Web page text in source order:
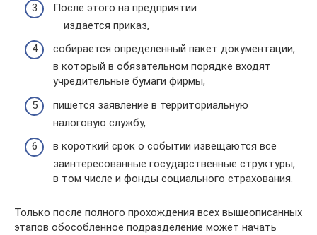
После этого на предприятии
издается приказ,
собирается определенный пакет документации,
в который в обязательном порядке входят
учредительные бумаги фирмы,
пишется заявление в территориальную
налоговую службу,
в короткий срок о событии извещаются все
заинтересованные государственные структуры,
в том числе и фонды социального страхования.
Только после полного прохождения всех вышеописанных
этапов обособленное подразделение может начать